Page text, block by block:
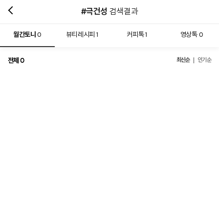
#극건성 검색결과
월간토니0 뷰티레시피 1 커피톡1 영상톡 0
전체 0 최신순 인기순